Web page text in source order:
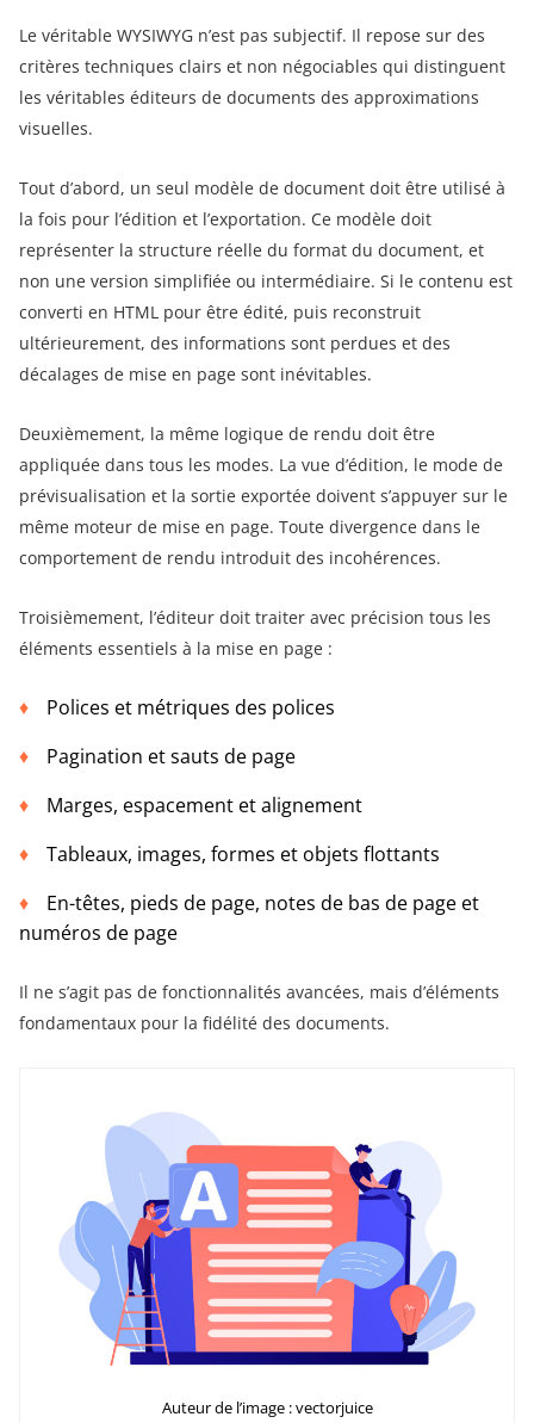
Le véritable WYSIWYG n’est pas subjectif. Il repose sur des
critères techniques clairs et non négociables qui distinguent
les véritables éditeurs de documents des approximations
visuelles.
Tout d’abord, un seul modèle de document doit être utilisé à
la fois pour l’édition et l’exportation. Ce modèle doit
représenter la structure réelle du format du document, et
non une version simplifiée ou intermédiaire. Si le contenu est
converti en HTML pour être édité, puis reconstruit
ultérieurement, des informations sont perdues et des
décalages de mise en page sont inévitables.
Deuxièmement, la même logique de rendu doit être
appliquée dans tous les modes. La vue d’édition, le mode de
prévisualisation et la sortie exportée doivent s’appuyer sur le
même moteur de mise en page. Toute divergence dans le
comportement de rendu introduit des incohérences.
Troisièmement, l’éditeur doit traiter avec précision tous les
éléments essentiels à la mise en page :
Polices et métriques des polices
Pagination et sauts de page
Marges, espacement et alignement
Tableaux, images, formes et objets flottants
En-têtes, pieds de page, notes de bas de page et
numéros de page
Il ne s’agit pas de fonctionnalités avancées, mais d’éléments
fondamentaux pour la fidélité des documents.
Auteur de l’image : vectorjuice